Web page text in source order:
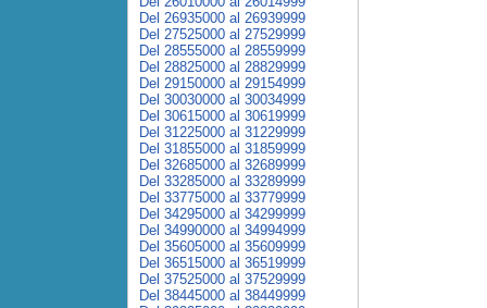
Del 26935000 al 26939999
Del 27525000 al 27529999
Del 28555000 al 28559999
Del 28825000 al 28829999
Del 29150000 al 29154999
Del 30030000 al 30034999
Del 30615000 al 30619999
Del 31225000 al 31229999
Del 31855000 al 31859999
Del 32685000 al 32689999
Del 33285000 al 33289999
Del 33775000 al 33779999
Del 34295000 al 34299999
Del 34990000 al 34994999
Del 35605000 al 35609999
Del 36515000 al 36519999
Del 37525000 al 37529999
Del 38445000 al 38449999